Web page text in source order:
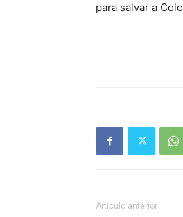
para salvar a
Artículo anterior